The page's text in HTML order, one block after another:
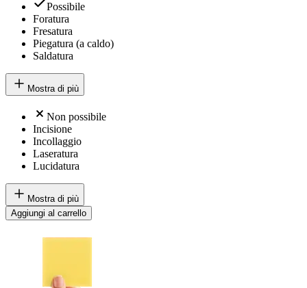
Possibile
Foratura
Fresatura
Piegatura (a caldo)
Saldatura
Mostra di più
Non possibile
Incisione
Incollaggio
Laseratura
Lucidatura
Mostra di più
Aggiungi al carrello